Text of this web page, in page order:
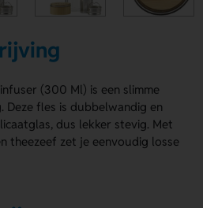
(300 Ml) is een slimme
Deze fles is dubbelwandig en
dus lekker stevig. Met
theezeef zet je eenvoudig losse
De Bamboe waterfles met